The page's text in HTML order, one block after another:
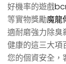
好機率的遊戲
等實物獎勵魔龍
適耐磨強力除臭
健康的這三大項
您的個資安全，